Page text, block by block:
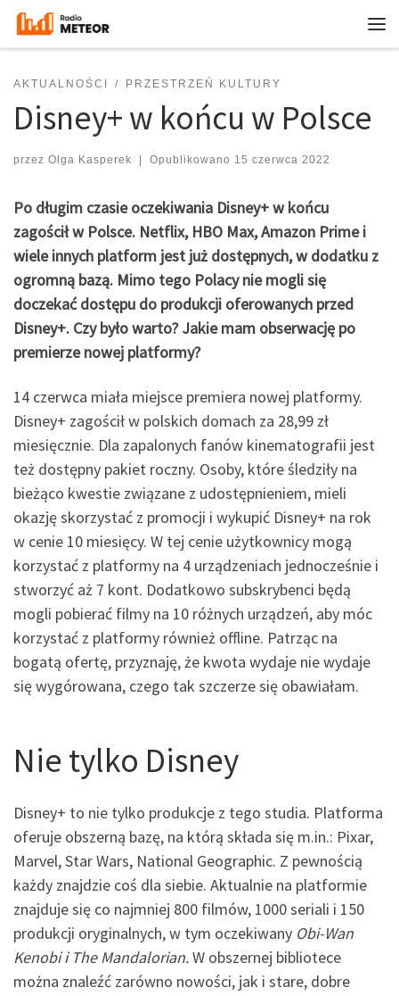
Przejdź do treści
AKTUALNOŚCI PRZESTRZEŃ KULTURY
Disney+ w końcu w Polsce
przez Olga Kasperek Opublikowano 15 czerwca 2022
Po długim czasie oczekiwania Disney+ w końcu
zagościł w Polsce. Netflix, HBO Max, Amazon Prime i
wiele innych platform jest już dostępnych, w dodatku z
ogromną bazą. Mimo tego Polacy nie mogli się
doczekać dostępu do produkcji oferowanych przed
Disney+. Czy było warto? Jakie mam obserwację po
premierze nowej platformy?
14 czerwca miała miejsce premiera nowej platformy.
Disney+ zagościł w polskich domach za 28,99 zł
miesięcznie. Dla zapalonych fanów kinematografii jest
też dostępny pakiet roczny. Osoby, które śledziły na
bieżąco kwestie związane z udostępnieniem, mieli
okazję skorzystać z promocji i wykupić Disney+ na rok
w cenie 10 miesięcy. W tej cenie użytkownicy mogą
korzystać z platformy na 4 urządzeniach jednocześnie i
stworzyć aż 7 kont. Dodatkowo subskrybenci będą
mogli pobierać filmy na 10 różnych urządzeń, aby móc
korzystać z platformy również offline. Patrząc na
bogatą ofertę, przyznaję, że kwota wydaje nie wydaje
się wygórowana, czego tak szczerze się obawiałam.
Nie tylko Disney
Disney+ to nie tylko produkcje z tego studia. Platforma
oferuje obszerną bazę, na którą składa się m.in.: Pixar,
Marvel, Star Wars, National Geographic. Z pewnością
każdy znajdzie coś dla siebie. Aktualnie na platformie
znajduje się co najmniej 800 filmów, 1000 seriali i 150
produkcji oryginalnych, w tym oczekiwany Obi-Wan
Kenobi i The Mandalorian.W obszernej bibliotece
można znaleźć zarówno nowości, jak i stare, dobre